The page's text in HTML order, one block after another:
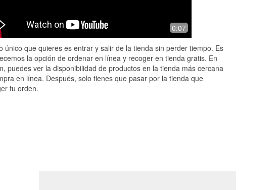
attention
(Translated by Google) They always
have what I'm looking for, and to be on
make a wasted trip. Excell ...Read
More
0:07
único que quieres es entrar y salir de la tienda sin perder tiempo. Es
la opción de ordenar en línea y recoger en tienda gratis. En
puedes ver la disponibilidad de productos en la tienda más cercana
en línea. Después, solo tienes que pasar por la tienda que
tu orden.